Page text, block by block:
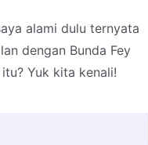
alami dulu ternyata
dengan Bunda Fey
Yuk kita kenali!